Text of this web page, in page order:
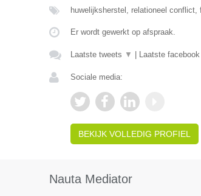
huwelijksherstel, relationeel
Er wordt gewerkt op afspraak.
Laatste tweets ▼ Laatste
Sociale media:
BEKIJK VOLLEDIG PROFIEL
Nauta Mediator